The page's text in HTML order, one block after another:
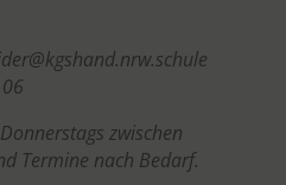
Donnerstags zwischen
Termine nach Bedarf.